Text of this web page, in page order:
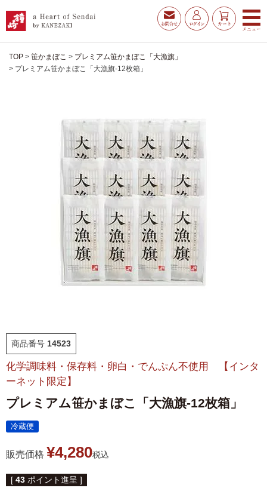
お得な夏ギフト 大漁旗特選詰合せ
お魚たんぱくわんぱくセ
ット
晩酌のおとも
仙臺BLACK
季節のかねささ とうも
ろこし
かねささ
TOP 笹かまぼこ
プレミアム笹かまぼこ「大漁旗」
プレミアム笹かまぼこ「大漁旗-12枚箱」
商品番号 14523
化学調味料・保存料・卵白・でんぷん不使用 【インタ
ーネット限定】
プレミアム笹かまぼこ「大漁旗-12枚箱」
冷蔵便
販売価格 ¥4,280税込
[ 43 ポイント進呈 ]